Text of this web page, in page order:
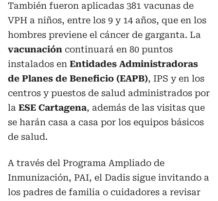
También fueron aplicadas 381 vacunas de
VPH a niños, entre los 9 y 14 años, que en los
hombres previene el cáncer de garganta. La
vacunación continuará en 80 puntos
instalados en Entidades Administradoras
de Planes de Beneficio (EAPB), IPS y en los
centros y puestos de salud administrados por
la ESE Cartagena, además de las visitas que
se harán casa a casa por los equipos básicos
de salud.
A través del Programa Ampliado de
Inmunización, PAI, el Dadis sigue invitando a
los padres de familia o cuidadores a revisar